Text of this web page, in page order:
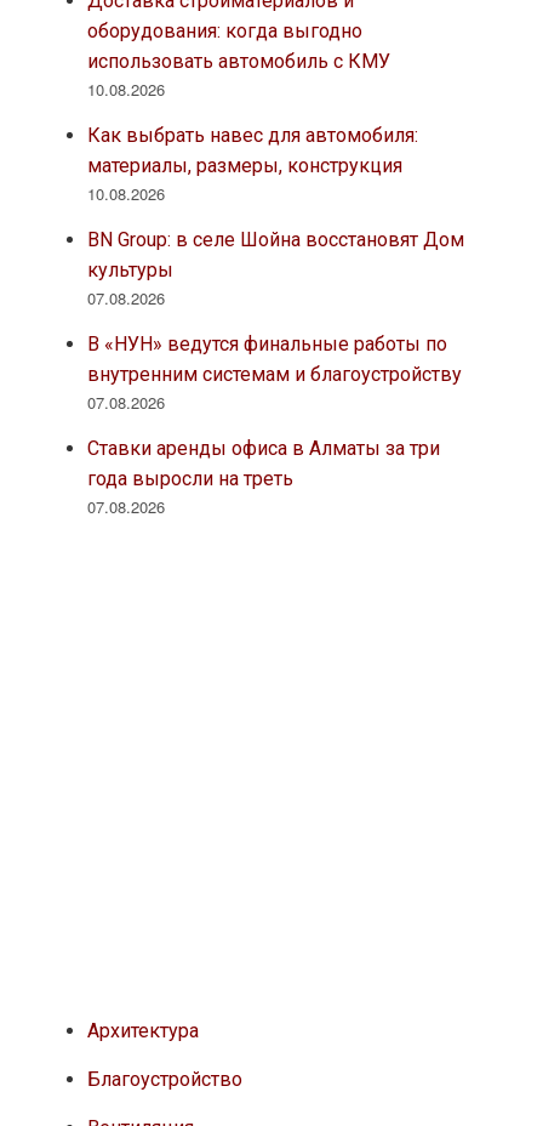
оборудования: когда выгодно
использовать автомобиль с КМУ
10.08.2026
Как выбрать навес для автомобиля:
материалы, размеры, конструкция
10.08.2026
BN Group: в селе Шойна восстановят Дом
культуры
07.08.2026
В «НУН» ведутся финальные работы по
внутренним системам и благоустройству
07.08.2026
Ставки аренды офиса в Алматы за три
года выросли на треть
07.08.2026
Архитектура
Благоустройство